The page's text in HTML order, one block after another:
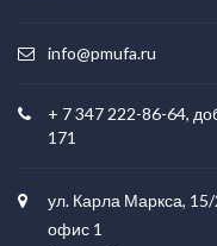
info@pmufa.ru
+ 7 347 222-86-64,
171
ул. Карла Маркса, 15/
офис 1